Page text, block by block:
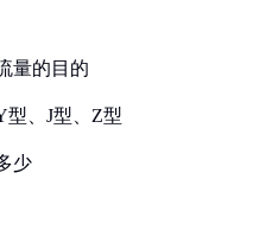
量的目的
、J型、Z型
少